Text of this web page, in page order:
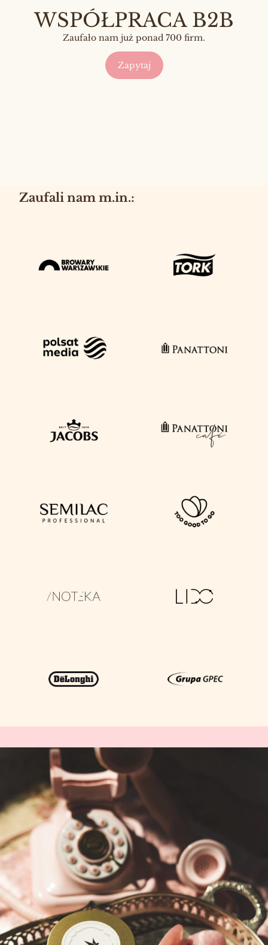
WSPÓŁPRACA B2B
Zaufało nam już ponad 700 firm.
Zapytaj
Zaufali nam m.in.: